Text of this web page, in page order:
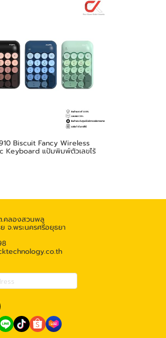
Biscuit Fancy Wireless
Keyboard แป้มพิมพ์ตัวเลขไร้
.คลองสวนพลู
จ.พระนครศรีอยุธยา